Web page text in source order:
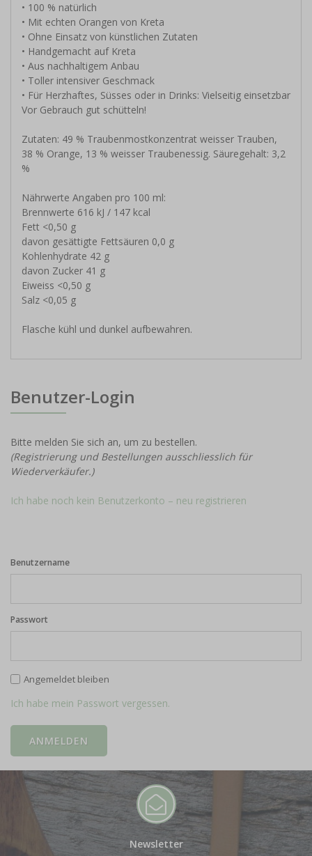
• 100 % natürlich
• Mit echten Orangen von Kreta
• Ohne Einsatz von künstlichen Zutaten
• Handgemacht auf Kreta
• Aus nachhaltigem Anbau
• Toller intensiver Geschmack
• Für Herzhaftes, Süsses oder in Drinks: Vielseitig einsetzbar
Vor Gebrauch gut schütteln!
Zutaten: 49 % Traubenmostkonzentrat weisser Trauben,
38 % Orange, 13 % weisser Traubenessig. Säuregehalt: 3,2
%
Nährwerte Angaben pro 100 ml:
Brennwerte 616 kJ / 147 kcal
Fett <0,50 g
davon gesättigte Fettsäuren 0,0 g
Kohlenhydrate 42 g
davon Zucker 41 g
Eiweiss <0,50 g
Salz <0,05 g
Flasche kühl und dunkel aufbewahren.
Benutzer-Login
Bitte melden Sie sich an, um zu bestellen.
(Registrierung und Bestellungen ausschliesslich für
Wiederverkäufer.)
Ich habe noch kein Benutzerkonto – neu registrieren
Benutzername
Passwort
Angemeldet bleiben
Ich habe mein Passwort vergessen.
Newsletter